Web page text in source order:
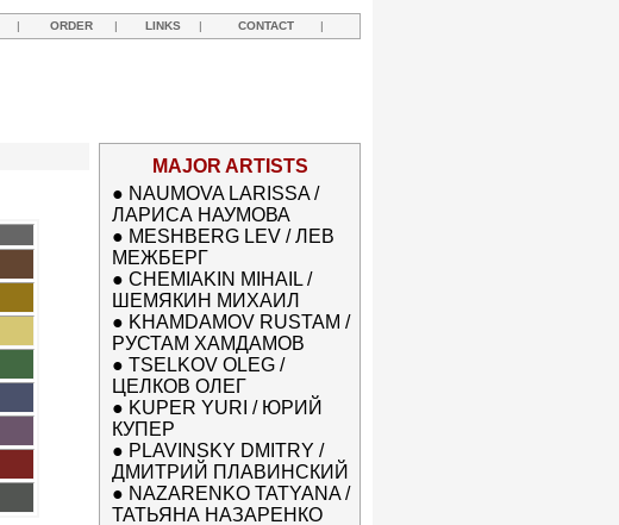
| ORDER | LINKS | CONTACT |
MAJOR ARTISTS
● NAUMOVA LARISSA /
ЛАРИСА НАУМОВА
● MESHBERG LEV / ЛЕВ
МЕЖБЕРГ
● CHEMIAKIN MIHAIL /
ШЕМЯКИН МИХАИЛ
● KHAMDAMOV RUSTAM /
РУСТАМ ХАМДАМОВ
● TSELKOV OLEG /
ЦЕЛКОВ ОЛЕГ
● KUPER YURI / ЮРИЙ
КУПЕР
● PLAVINSKY DMITRY /
ДМИТРИЙ ПЛАВИНСКИЙ
● NAZARENKO TATYANA /
ТАТЬЯНА НАЗАРЕНКО